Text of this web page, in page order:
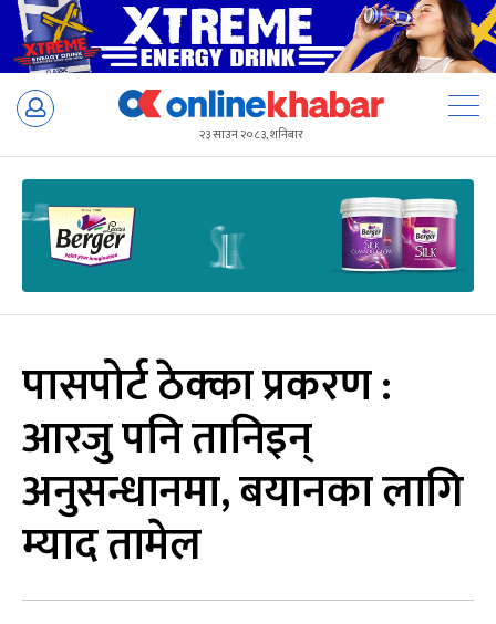
Skip
२३ साउन २०८३, शनिबार
पासपोर्ट ठेक्का प्रकरण :
आरजु पनि तानिइन्
अनुसन्धानमा, बयानका लागि
म्याद तामेल